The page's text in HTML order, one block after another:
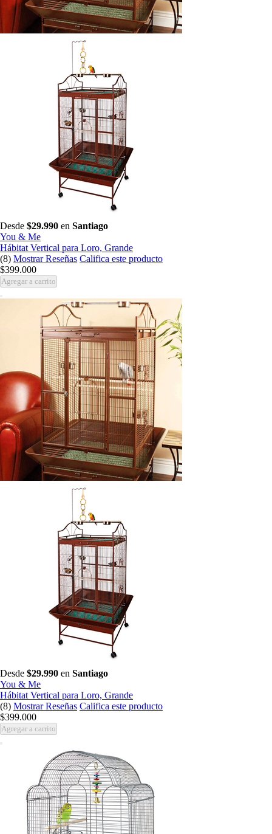
Desde $29.990 en Santiago
You & Me
Hábitat Vertical para Loro, Grande
(8) Mostrar Reseñas Califica este producto
$399.000
Agregar a carrito
Desde $29.990 en Santiago
You & Me
Hábitat Vertical para Loro, Grande
(8) Mostrar Reseñas Califica este producto
$399.000
Agregar a carrito